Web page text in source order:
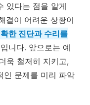
있다는 점을 알게
결이 어려운 상황이
한 진단과 수리를
니다. 앞으로는 예
욱 철저히 지키고,
인 문제를 미리 파악